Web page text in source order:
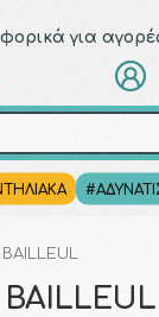
για
Αναζήτηση
BAILLEUL
BAILLEUL